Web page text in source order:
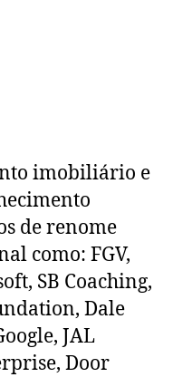
imobiliário e
de renome
como: FGV,
SB Coaching,
Dale
JAL
Door